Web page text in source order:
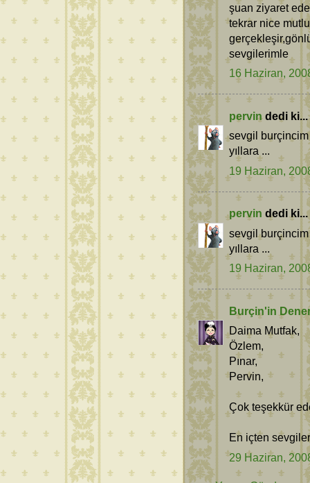
şuan ziyaret
tekrar nice
sevgilerimle
16 Haziran,
pervindedi ki...
sevgil
yıllara ...
19 Haziran,
pervin dedi ki...
sevgil
yıllara ...
19 Haziran,
Burçin'in
Daima Mutfak,
Özlem,
Pınar,
Pervin,
Çok teşekkür
En içten
29 Haziran,